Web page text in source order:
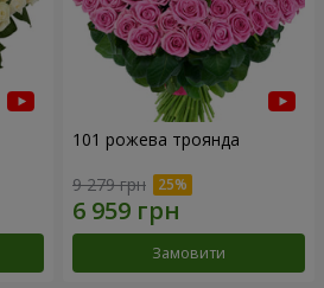
101 рожева троянда
9 279 грн
Замовити